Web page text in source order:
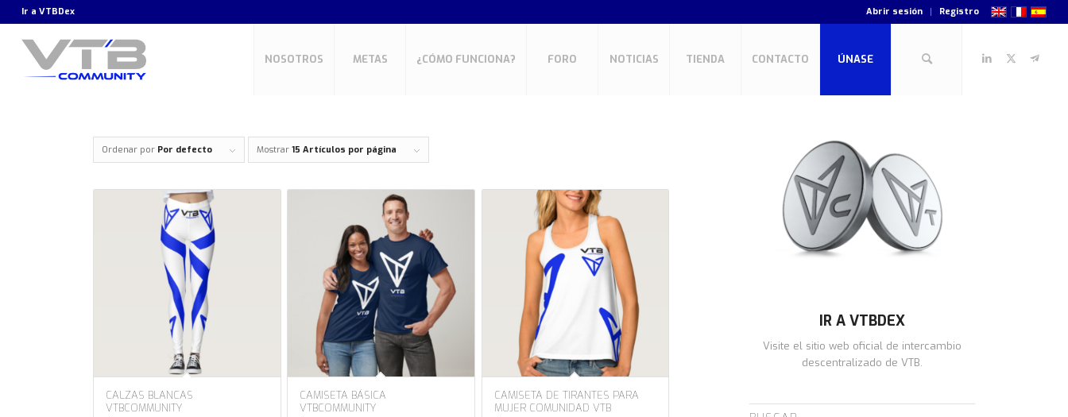
Abrir sesión Registro
Ir a VTBDex
NOSOTROS METAS ¿CÓMO FUNCIONA? FORO NOTICIAS TIENDA CONTACTO ÚNASE
Ordenar por Por defecto Mostrar15 Artículos por página
CALZAS BLANCAS
VTBCOMMUNITY
CAMISETA BÁSICA
VTBCOMMUNITY
CAMISETA DE TIRANTES PARA
MUJER COMUNIDAD VTB
IR A VTBDEX
Visite el sitio web oficial de intercambio
descentralizado de VTB.